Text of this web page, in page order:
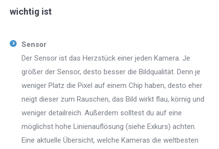
wichtig ist
Sensor
Der Sensor ist das Herzstück einer jeden Kamera. Je
größer der Sensor, desto besser die Bildqualität. Denn je
weniger Platz die Pixel auf einem Chip haben, desto eher
neigt dieser zum Rauschen, das Bild wirkt flau, körnig und
weniger detailreich. Außerdem solltest du auf eine
möglichst hohe Linienauflösung (siehe Exkurs) achten.
Eine aktuelle Übersicht, welche Kameras die weltbesten